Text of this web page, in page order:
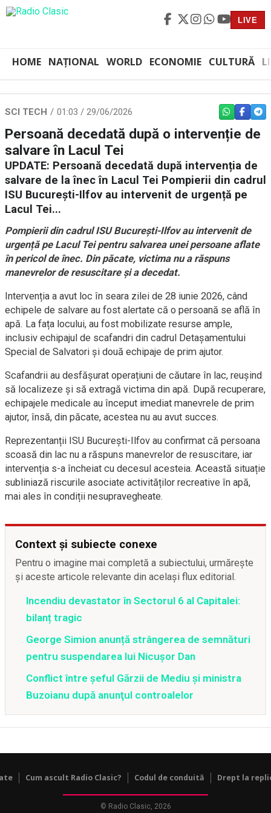
LIVE
HOME NAȚIONAL WORLD ECONOMIE CULTURĂ
SCI TECH 01:03 / 29/06/2026 WHATSAPP
Persoană decedată după o intervenție de
salvare în Lacul Tei
UPDATE: Persoană decedată după intervenția de
salvare de la înec în Lacul Tei Pompierii din cadrul
ISU București-Ilfov au intervenit de urgență pe
Lacul Tei...
Pompierii din cadrul ISU București-Ilfov au intervenit de
urgență pe Lacul Tei pentru salvarea unei persoane aflate
în pericol de înec. Din păcate, victima nu a răspuns
manevrelor de resuscitare și a decedat.
Intervenția a avut loc în seara zilei de 28 iunie 2026, când
echipele de salvare au fost alertate că o persoană se află în
apă. La fața locului, au fost mobilizate resurse ample,
inclusiv echipajul de scafandri din cadrul Detașamentului
Special de Salvatori și două echipaje de prim ajutor.
Scafandrii au desfășurat operațiuni de căutare în lac, reușind
să localizeze și să extragă victima din apă. După recuperare,
echipajele medicale au început imediat manevrele de prim
ajutor, însă, din păcate, acestea nu au avut succes.
Reprezentanții ISU București-Ilfov au confirmat că persoana
scoasă din lac nu a răspuns manevrelor de resuscitare, iar
intervenția s-a încheiat cu decesul acesteia. Această situație
subliniază riscurile asociate activităților recreative în apă,
mai ales în condiții nesupravegheate.
Context și subiecte conexe
Pentru o imagine mai completă a subiectului, urmărește
și aceste articole relevante din același flux editorial.
Incendiu devastator în Sectorul 6 al Capitalei:
bilanț tragic
George Simion anunță strângerea de semnături
pentru suspendarea lui Nicușor Dan
Conflict între şeful Gărzii de Mediu şi ministra
Buzoianu după anunţul controalelor
Cum ascult Radio Clasic? Codul de conduită Drept la
© Radio Clasic, 2026